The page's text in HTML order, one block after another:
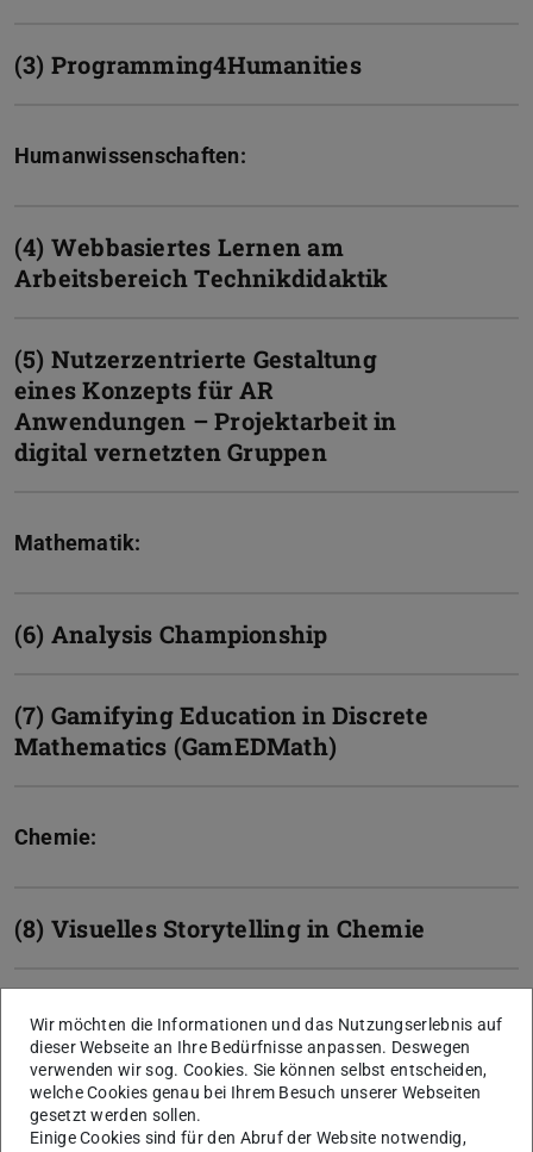
(3) Programming4Humanities
Humanwissenschaften:
(4) Webbasiertes Lernen am
Arbeitsbereich Technikdidaktik
(5) Nutzerzentrierte Gestaltung
eines Konzepts für AR
Anwendungen – Projektarbeit in
digital vernetzten Gruppen
Mathematik:
(6) Analysis Championship
(7) Gamifying Education in Discrete
Mathematics (GamEDMath)
Chemie:
(8) Visuelles Storytelling in Chemie
Biologie:
(9) Online Live-
Lehrveranstaltungen im Lehramt
Wir möchten die Informationen und das Nutzungserlebnis auf
dieser Webseite an Ihre Bedürfnisse anpassen. Deswegen
verwenden wir sog. Cookies. Sie können selbst entscheiden,
welche Cookies genau bei Ihrem Besuch unserer Webseiten
gesetzt werden sollen.
Einige Cookies sind für den Abruf der Website notwendig,